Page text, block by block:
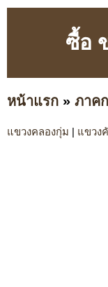
ซื้อ
หน้าแรก » ภาค
แขวงคลองกุ่ม | แขวง